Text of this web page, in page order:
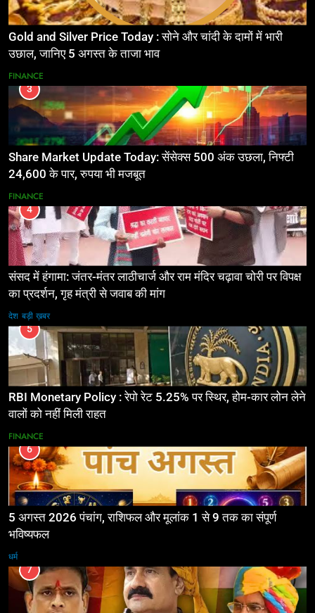
Gold and Silver Price Today : सोने और चांदी के दामों में भारी
उछाल, जानिए 5 अगस्त के ताजा भाव
FINANCE
3
Share Market Update Today: सेंसेक्स 500 अंक उछला, निफ्टी
24,600 के पार, रुपया भी मजबूत
FINANCE
4
संसद में हंगामा: जंतर-मंतर लाठीचार्ज और राम मंदिर चढ़ावा चोरी पर विपक्ष
का प्रदर्शन, गृह मंत्री से जवाब की मांग
देश बड़ी ख़बर
5
RBI Monetary Policy : रेपो रेट 5.25% पर स्थिर, होम-कार लोन लेने
वालों को नहीं मिली राहत
FINANCE
6
5 अगस्त 2026 पंचांग, राशिफल और मूलांक 1 से 9 तक का संपूर्ण
भविष्यफल
धर्म
7